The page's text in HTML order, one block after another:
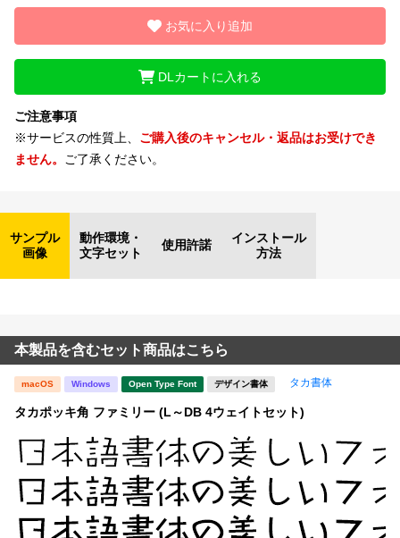
お気に入り追加
DLカートに入れる
ご注意事項
※サービスの性質上、 ご購入後のキャンセル・返品はお受けでき
ません。
ご了承ください。
サンプル
画像
動作環境・
文字セット
使用許諾
インストール
方法
本製品を含むセット商品はこちら
macOS Windows Open Type Font デザイン書体 タカ書体
タカポッキ角 ファミリー (L～DB 4ウェイトセット)